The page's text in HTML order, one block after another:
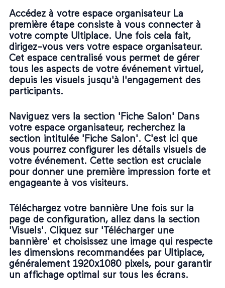
Accédez à votre espace organisateur La
première étape consiste à vous connecter à
votre compte Ultiplace. Une fois cela fait,
dirigez-vous vers votre espace organisateur.
Cet espace centralisé vous permet de gérer
tous les aspects de votre événement virtuel,
depuis les visuels jusqu'à l'engagement des
participants.
Naviguez vers la section 'Fiche Salon' Dans
votre espace organisateur, recherchez la
section intitulée 'Fiche Salon'. C'est ici que
vous pourrez configurer les détails visuels de
votre événement. Cette section est cruciale
pour donner une première impression forte et
engageante à vos visiteurs.
Téléchargez votre bannière Une fois sur la
page de configuration, allez dans la section
'Visuels'. Cliquez sur 'Télécharger une
bannière' et choisissez une image qui respecte
les dimensions recommandées par Ultiplace,
généralement 1920x1080 pixels, pour garantir
un affichage optimal sur tous les écrans.